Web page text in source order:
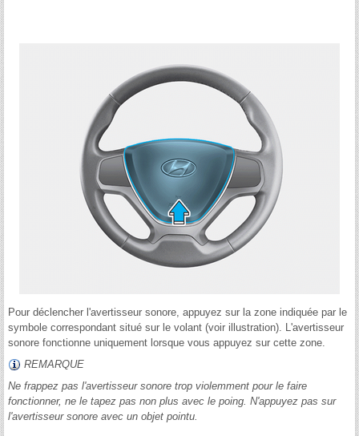
Pour déclencher l'avertisseur sonore, appuyez sur la zone indiquée par le
symbole correspondant situé sur le volant (voir illustration). L'avertisseur
sonore fonctionne uniquement lorsque vous appuyez sur cette zone.
REMARQUE
Ne frappez pas l'avertisseur sonore trop violemment pour le faire
fonctionner, ne le tapez pas non plus avec le poing. N'appuyez pas sur
l'avertisseur sonore avec un objet pointu.